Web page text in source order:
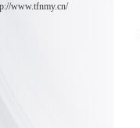
www.tfnmy.cn/